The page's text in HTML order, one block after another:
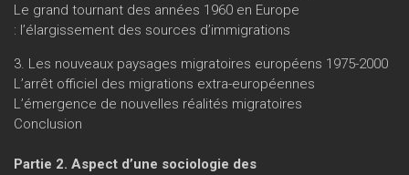
Le grand tournant des années 1960 en Europe
: l’élargissement des sources d’immigrations
3. Les nouveaux paysages migratoires européens 1975-2000
L’arrêt officiel des migrations extra-européennes
L’émergence de nouvelles réalités migratoires
Conclusion
Partie 2. Aspect d’une sociologie des